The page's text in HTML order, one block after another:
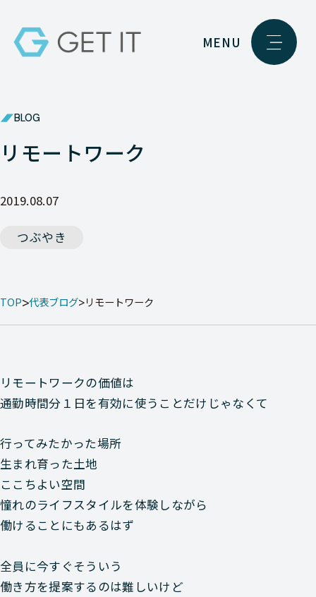
MENU
BLOG
リモートワーク
2019.08.07
つぶやき
TOP 代表ブログ リモートワーク
リモートワークの価値は
通勤時間分１日を有効に使うことだけじゃなくて
行ってみたかった場所
生まれ育った土地
ここちよい空間
憧れのライフスタイルを体験しながら
働けることにもあるはず
全員に今すぐそういう
働き方を提案するのは難しいけど